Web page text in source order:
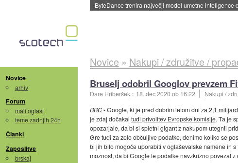
ByteDance trenira največji model umetne inteligence
Novice
arhiv
Forum
mali oglasi
teme zadnjih 24h
Članki
Zaposlitve
brskaj
Novice » Nakupi / združitve /
Bruselj odobril Googlov prevzem
Dare Hriberšek :: 18. dec 2020ob 16:22 Nakupi /
BBC- Google, ki je pred dobrim letom dni za 2,1
je zdaj dočakal tudi privolitev Evropske komisije. Ta je
opozarjale, da bi si spletni gigant z nakupom utegnil
Gre tudi za zelo občuljive podatke, denimo koliko se
bi jih bilo mogoče uporabiti v oglaševalske namene in
možnost, da bi Google te podatke navzkrižno povezal